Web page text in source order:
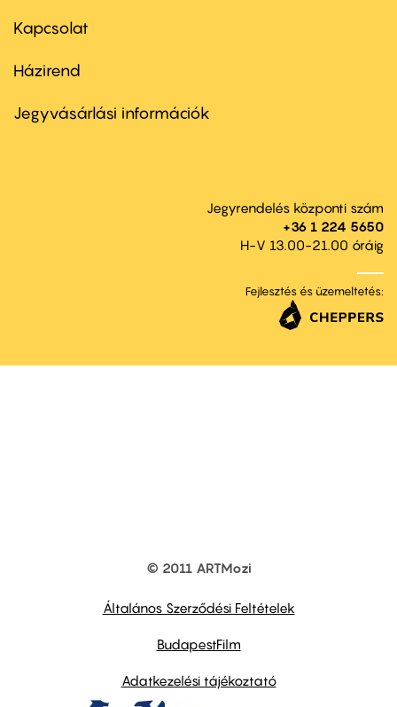
firstKapcsolat
Footer
second
Házirend
Jegyvásárlási információk
Jegyrendelés központi szám
+36 1 224 5650
H-V 13.00-21.00 óráig
Fejlesztés és üzemeltetés:
© 2011 ARTMozi
Általános Szerződési Feltételek
BudapestFilm
Adatkezelési tájékoztató